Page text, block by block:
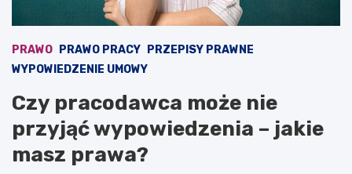
PRAWO PRAWO PRACY
PRZEPISY PRAWNE
WYPOWIEDZENIE UMOWY
Czy pracodawca może nie
przyjąć wypowiedzenia – jakie
masz prawa?